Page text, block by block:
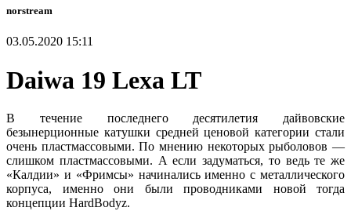
norstream
03.05.2020 15:11
Daiwa 19 Lexa LT
В течение последнего десятилетия дайвовские
безынерционные катушки средней ценовой категории стали
очень пластмассовыми. По мнению некоторых рыболовов —
слишком пластмассовыми. А если задуматься, то ведь те же
«Калдии» и «Фримсы» начинались именно с металлического
корпуса, именно они были проводниками новой тогда
концепции HardBodyz.